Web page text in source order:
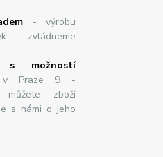
- výrobu
zvládneme
s možností
Praze 9 -
zboží
s námi o jeho